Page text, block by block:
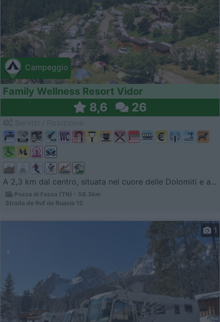
Campeggio
Family Wellness Resort Vidor
8,6 26
A 2,3 km dal centro, situata nel cuore delle Dolomiti e a...
Pozza di Fassa (TN) - 58.3km
Strada de Ruf de Ruacia 15
1